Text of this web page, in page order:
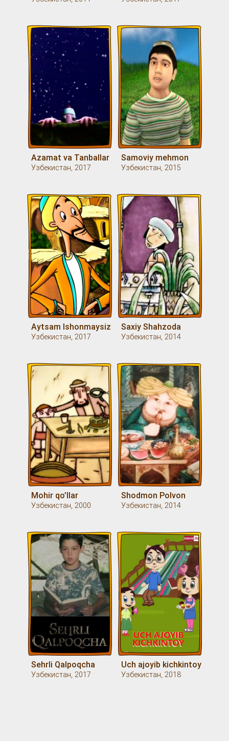
Azamat va Tanballar
Узбекистан, 2017
Samoviy mehmon
Узбекистан, 2015
Aytsam Ishonmaysiz
Узбекистан, 2017
Saxiy Shahzoda
Узбекистан, 2014
Mohir qo’llar
Узбекистан, 2000
Shodmon Polvon
Узбекистан, 2014
Sehrli Qalpoqcha
Узбекистан, 2017
Uch ajoyib kichkintoy
Узбекистан, 2018